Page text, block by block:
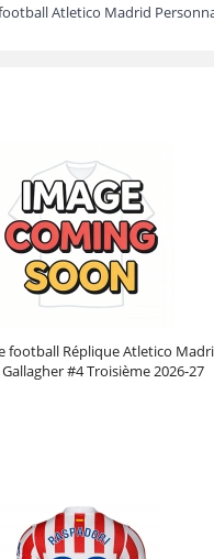
Atletico Madrid
football Réplique Atletico
#4 Troisième 2026-27